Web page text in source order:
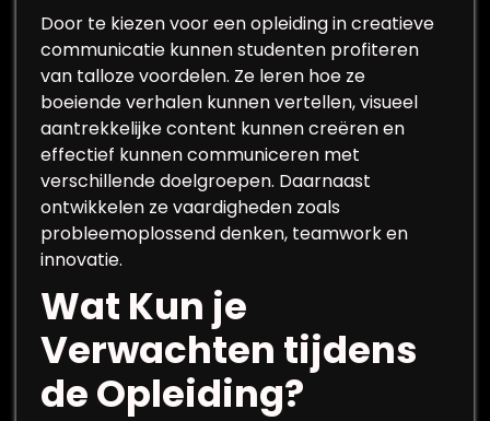
Door te kiezen voor een opleiding in creatieve
communicatie kunnen studenten profiteren
van talloze voordelen. Ze leren hoe ze
boeiende verhalen kunnen vertellen, visueel
aantrekkelijke content kunnen creëren en
effectief kunnen communiceren met
verschillende doelgroepen. Daarnaast
ontwikkelen ze vaardigheden zoals
probleemoplossend denken, teamwork en
innovatie.
Wat Kun je
Verwachten tijdens
de Opleiding?